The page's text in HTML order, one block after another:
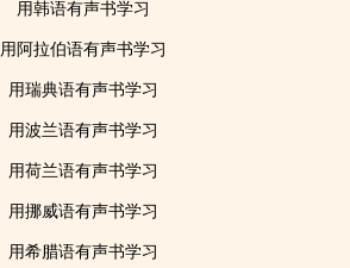
用韩语有声书学习
用阿拉伯语有声书学习
用瑞典语有声书学习
用波兰语有声书学习
用荷兰语有声书学习
用挪威语有声书学习
用希腊语有声书学习